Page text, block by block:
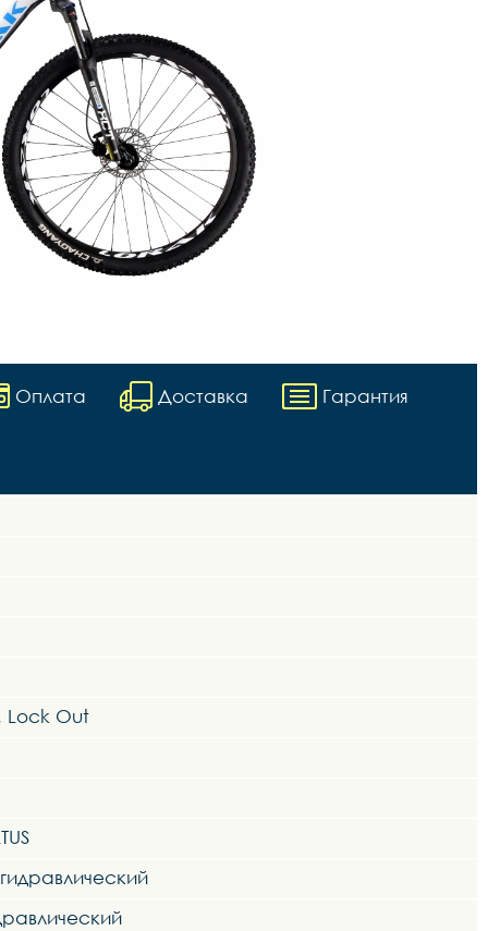
Оплата Доставка Гарантия
Lock Out